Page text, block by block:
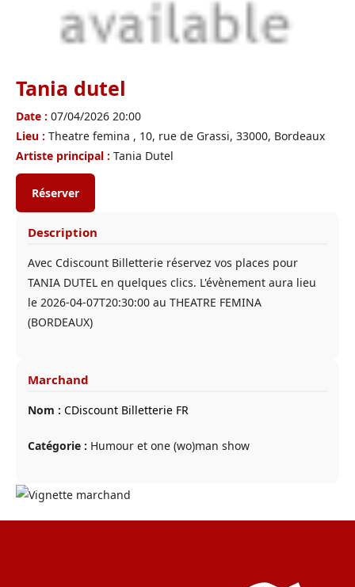
Tania dutel
Date : 07/04/2026 20:00
Lieu : Theatre femina , 10, rue de Grassi, 33000, Bordeaux
Artiste principal : Tania Dutel
Réserver
Description
Avec Cdiscount Billetterie réservez vos places pour
TANIA DUTEL en quelques clics. L'évènement aura lieu
le 2026-04-07T20:30:00 au THEATRE FEMINA
(BORDEAUX)
Marchand
Nom : CDiscount Billetterie FR
Catégorie : Humour et one (wo)man show